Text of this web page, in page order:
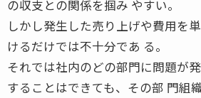
の収支との関係を掴み やすい。
しかし発生した売り上げや費用を
けるだけでは不十分であ る。
それでは社内のどの部門に問題が
することはできても、その部 門組